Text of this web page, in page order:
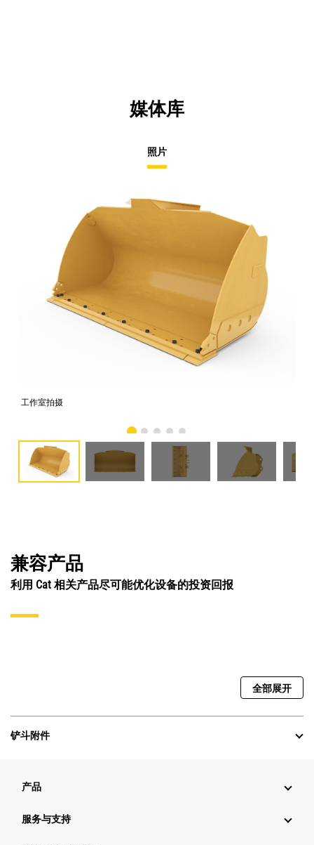
媒体库
照片
工作室拍摄
兼容产品
利用 Cat 相关产品尽可能优化设备的投资回报
全部展开
铲斗附件
产品
服务与支持